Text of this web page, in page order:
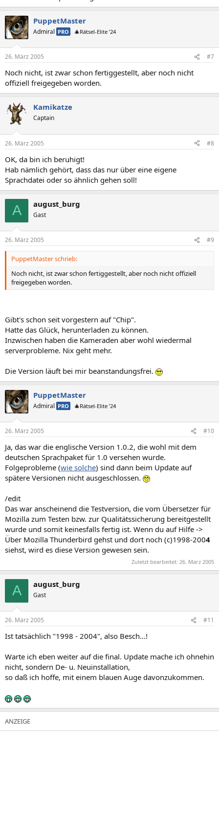
PuppetMaster
Admiral PRO 🎄Rätsel-Elite ’24
26. März 2005 #7
Noch nicht, ist zwar schon fertiggestellt, aber noch nicht
offiziell freigegeben worden.
Kamikatze
Captain
26. März 2005 #8
OK, da bin ich beruhigt!
Hab nämlich gehört, dass das nur über eine eigene
Sprachdatei oder so ähnlich gehen soll!
A august_burg
Gast
26. März 2005 #9
PuppetMaster schrieb:
Noch nicht, ist zwar schon fertiggestellt, aber noch nicht offiziell
freigegeben worden.
Gibt's schon seit vorgestern auf "Chip".
Hatte das Glück, herunterladen zu können.
Inzwischen haben die Kameraden aber wohl wiedermal
serverprobleme. Nix geht mehr.
Die Version läuft bei mir beanstandungsfrei.
PuppetMaster
Admiral PRO 🎄Rätsel-Elite ’24
26. März 2005 #10
Ja, das war die englische Version 1.0.2, die wohl mit dem
deutschen Sprachpaket für 1.0 versehen wurde.
Folgeprobleme (wie solche) sind dann beim Update auf
spätere Versionen nicht ausgeschlossen.
/edit
Das war anscheinend die Testversion, die vom Übersetzer für
Mozilla zum Testen bzw. zur Qualitätssicherung bereitgestellt
wurde und somit keinesfalls fertig ist. Wenn du auf Hilfe ->
Über Mozilla Thunderbird gehst und dort noch (c)1998-2004
siehst, wird es diese Version gewesen sein.
Zuletzt bearbeitet: 26. März 2005
A august_burg
Gast
26. März 2005 #11
Ist tatsächlich "1998 - 2004", also Besch...!
Warte ich eben weiter auf die final. Update mache ich ohnehin
nicht, sondern De- u. Neuinstallation,
so daß ich hoffe, mit einem blauen Auge davonzukommen.